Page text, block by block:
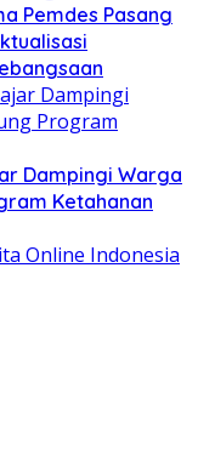
Pemdes Pasang
Dampingi Warga
Ketahanan